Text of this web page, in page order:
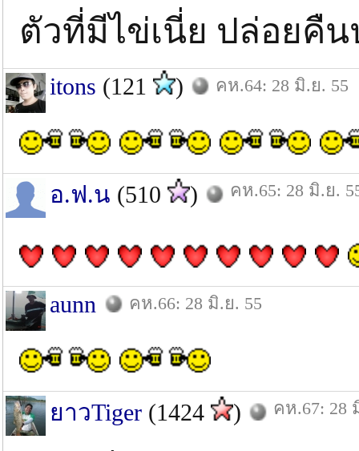
ตัวที่มีไข่เนี่ย ปล่อยคื
itons (121 ) คห.64: 28 มิ.ย. 55
อ.ฟ.น (510 ) คห.65: 28 มิ.ย.
aunn คห.66: 28 มิ.ย. 55
ยาวTiger (1424 ) คห.67: 28